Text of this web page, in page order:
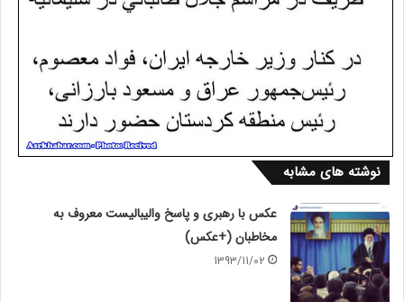
نوشته های مشابه
عکس با رهبری و پاسخ والیبالیست معروف به
مخاطبان (+عکس)
1393/11/02